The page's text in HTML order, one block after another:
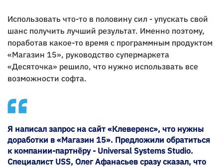
Использовать что-то в половину сил - упускать свой
шанс получить лучший результат. Именно поэтому,
поработав какое-то время с программным продуктом
«Магазин 15», руководство супермаркета
«Десяточка» решило, что нужно использвать все
возможности софта.
Я написал запрос на сайт «Клеверенс», что нужны
доработки в «Магазин 15». Предложили обратиться
к компании-партнёру - Universal Systems Studio.
Специалист USS, Олег Афанасьев сразу сказал, что